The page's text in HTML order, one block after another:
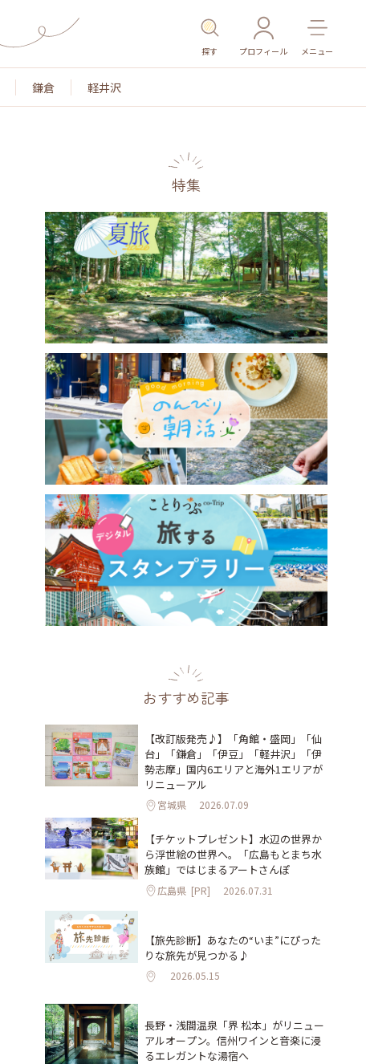
探す プロフィール メニュー
鎌倉 軽井沢
名所・旧跡 温泉・スパ その他施設 ごはん
特集
おすすめ記事
【改訂版発売♪】「角館・盛岡」「仙
台」「鎌倉」「伊豆」「軽井沢」「伊
勢志摩」国内6エリアと海外1エリアが
リニューアル
宮城県 2026.07.09
【チケットプレゼント】水辺の世界か
ら浮世絵の世界へ。「広島もとまち水
族館」ではじまるアートさんぽ
広島県 [PR] 2026.07.31
【旅先診断】あなたの“いま”にぴった
りな旅先が見つかる♪
2026.05.15
長野・浅間温泉「界 松本」がリニュー
アルオープン。信州ワインと音楽に浸
るエレガントな湯宿へ